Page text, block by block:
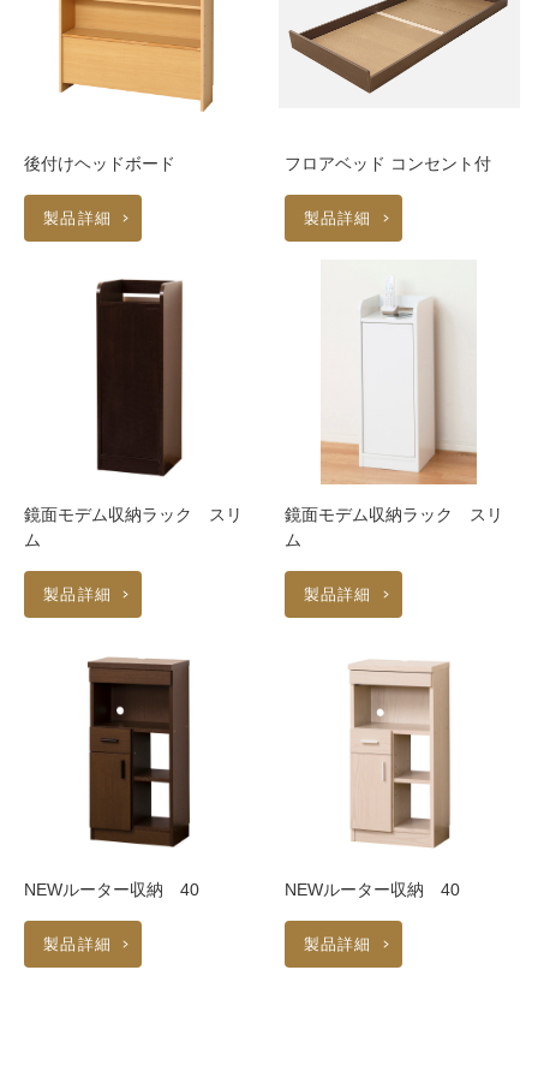
後付けヘッドボード
製品詳細
フロアベッド コンセント付
製品詳細
鏡面モデム収納ラック スリ
ム
製品詳細
鏡面モデム収納ラック スリ
ム
製品詳細
NEWルーター収納 40
製品詳細
NEWルーター収納 40
製品詳細